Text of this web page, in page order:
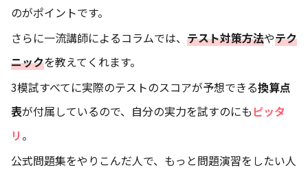
のがポイントです。
さらに一流講師によるコラムでは、 テスト対策方法やテク
ニックを教えてくれます。
3模試すべてに実際のテストのスコアが予想できる換算点
表が付属しているので、自分の実力を試すのにもピッタ
リ 。
公式問題集をやりこんだ人で、もっと問題演習をしたい人